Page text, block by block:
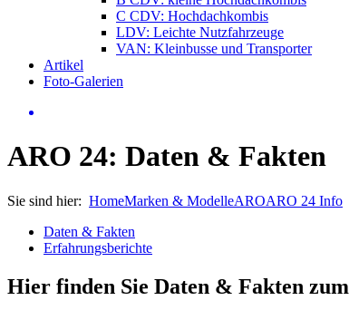
C CDV: Hochdachkombis
LDV: Leichte Nutzfahrzeuge
VAN: Kleinbusse und Transporter
Artikel
Foto-Galerien
ARO 24: Daten & Fakten
Sie sind hier: HomeMarken & ModelleAROARO 24 Info
Daten & Fakten
Erfahrungsberichte
Hier finden Sie Daten & Fakten zum